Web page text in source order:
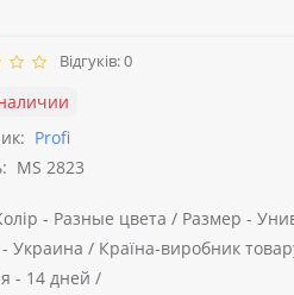
Відгуків: 0
Profi
MS 2823
- Разные цвета / Размер -
Украина / Країна-виробник
- 14 дней /